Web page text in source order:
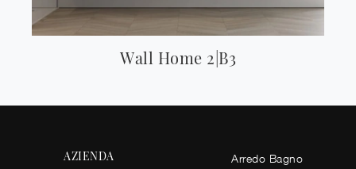
Wall Home 2|B3
AZIENDA Arredo Bagno